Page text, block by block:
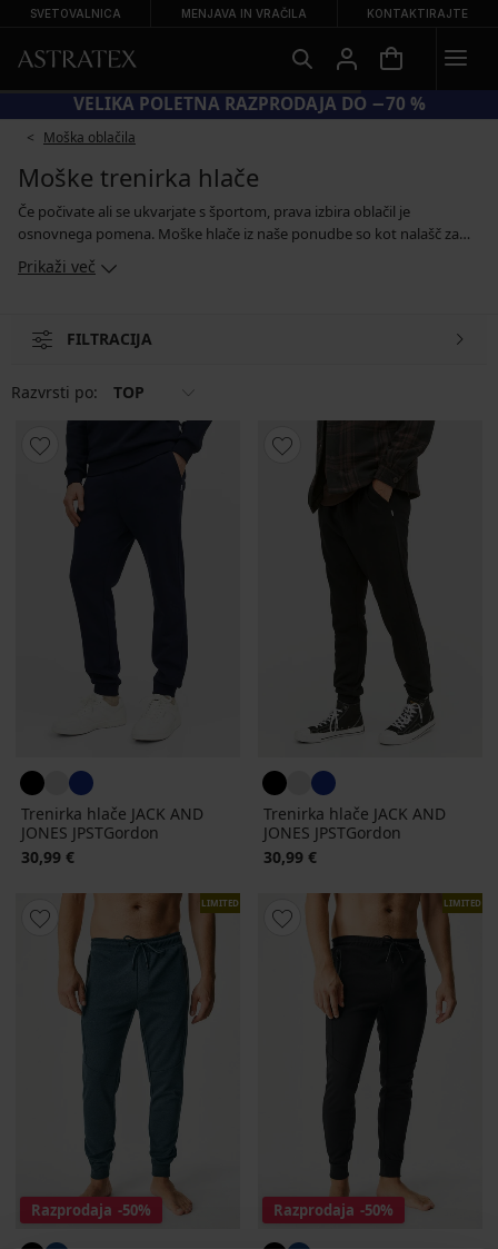
SVETOVALNICA MENJAVA IN VRAČILA KONTAKTIRAJTE
VELIKA POLETNA RAZPRODAJA DO −70 %
Moška oblačila
Moške trenirka hlače
Če počivate ali se ukvarjate s športom, prava izbira oblačil je
osnovnega pomena. Moške hlače iz naše ponudbe so kot nalašč za
vse te aktivnosti. Za športne aktivnosti oblecite hlače ali legice iz
funkcijskih materialov. So lahke, zračne, zaradi posebnih materialov pa
vsak.
Prikaži več
FILTRACIJA
Razvrsti po: TOP
Trenirka hlače JACK AND
JONES JPSTGordon
30,99 €
Trenirka hlače JACK AND
JONES JPSTGordon
30,99 €
LIMITED
Razprodaja -50%
LIMITED
Razprodaja -50%